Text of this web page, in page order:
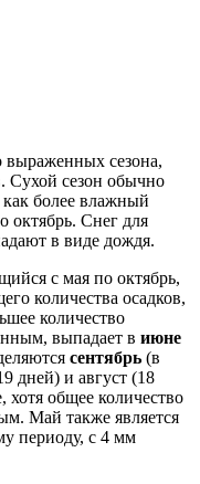
выраженных сезона,
Сухой сезон обычно
как более влажный
октябрь. Снег для
в виде дождя.
с мая по октябрь,
количества осадков,
количество
выпадает в июне
сентябрь (в
дней) и август (18
общее количество
Май также является
периоду, с 4 мм